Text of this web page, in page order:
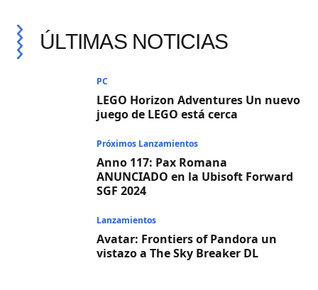
ÚLTIMAS NOTICIAS
PC
LEGO Horizon Adventures Un nuevo
juego de LEGO está cerca
Próximos Lanzamientos
Anno 117: Pax Romana
ANUNCIADO en la Ubisoft Forward
SGF 2024
Lanzamientos
Avatar: Frontiers of Pandora un
vistazo a The Sky Breaker DL